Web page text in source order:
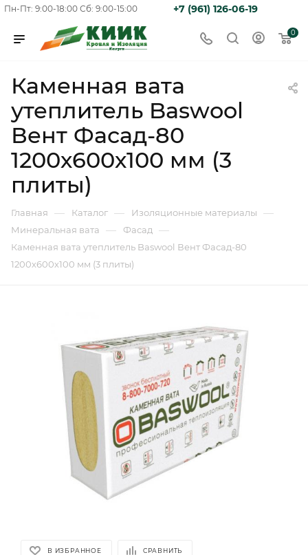
Пн-Пт: 9:00-18:00 Сб: 9:00-15:00 +7 (961) 126-06-19
0
Каменная вата
утеплитель Baswool
Вент Фасад-80
1200х600х100 мм (3
плиты)
Главная — Каталог — Изоляционные материалы —
Минеральная вата — Фасад —
Каменная вата утеплитель Baswool Вент Фасад-80
1200х600х100 мм (3 плиты)
В ИЗБРАННОЕ СРАВНИТЬ